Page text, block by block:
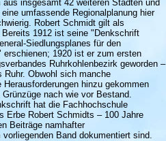
insgesamt 42 weiteren Städten und
umfassende Regionalplanung hier
Robert Schmidt gilt als
Bereits 1912 ist seine "Denkschrift
Siedlungsplanes für den
erschienen; 1920 ist er zum ersten
Ruhrkohlenbezirk geworden –
Ruhr. Obwohl sich manche
Herausforderungen hinzu gekommen
nach wie vor Bestand.
hat die Fachhochschule
Erbe Robert Schmidts – 100 Jahre
Beiträge namhafter
Band dokumentiert sind.